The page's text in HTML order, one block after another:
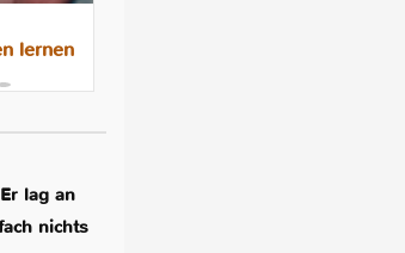
lernen
Er lag an
nichts